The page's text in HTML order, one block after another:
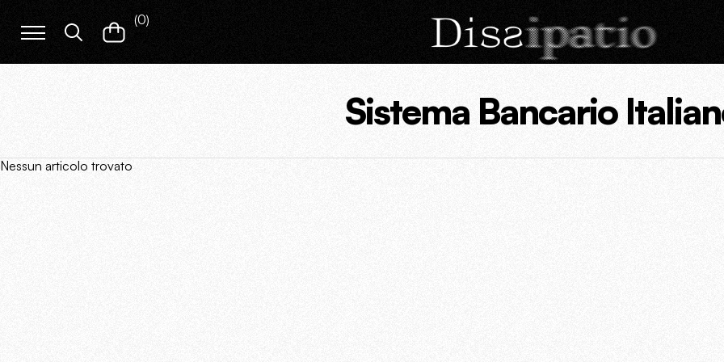
(0)
Sistema Bancario
Nessun articolo trovato